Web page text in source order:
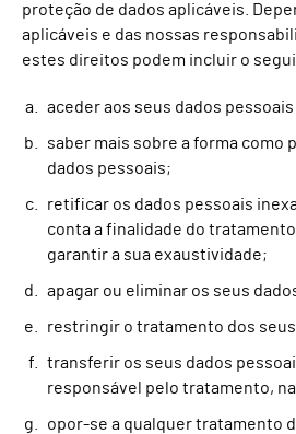
proteção de dados aplicáveis.
aplicáveis e das nossas
estes direitos podem incluir o
aceder aos seus dados
saber mais sobre a forma como
dados pessoais;
retificar os dados pessoais
conta a finalidade do
garantir a sua exaustividade;
apagar ou eliminar os seus
restringir o tratamento dos
transferir os seus dados
responsável pelo tratamento,
opor-se a qualquer tratamento